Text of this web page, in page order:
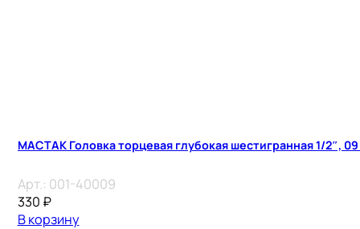
МАСТАК Головка торцевая глубокая шестигранная 1/2″,
Арт.: 001-40009
330 ₽
В корзину